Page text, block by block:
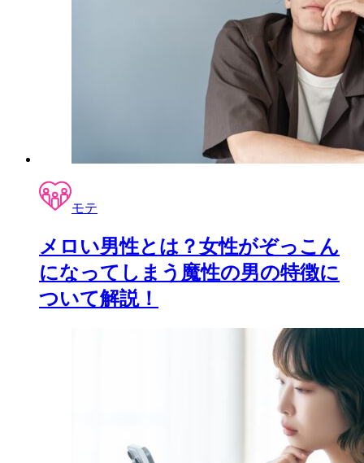
モテ
メロい男性とは？女性がぞっこん
になってしまう魔性の男の特徴に
ついて解説！